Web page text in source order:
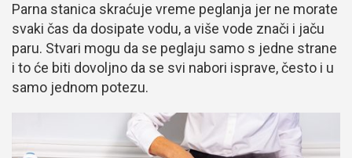
Parna stanica skraćuje vreme peglanja jer ne morate
svaki čas da dosipate vodu, a više vode znači i jaču
paru. Stvari mogu da se peglaju samo s jedne strane
i to će biti dovoljno da se svi nabori isprave, često i u
samo jednom potezu.